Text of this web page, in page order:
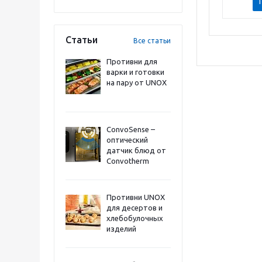
Статьи Все статьи
Противни для
варки и готовки
на пару от UNOX
ConvoSense –
оптический
датчик блюд от
Convotherm
Противни UNOX
для десертов и
хлебобулочных
изделий